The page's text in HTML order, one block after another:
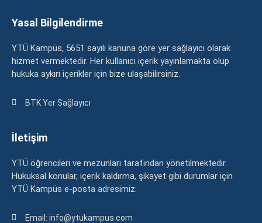
Yasal Bilgilendirme
YTÜ Kampüs, 5651 sayılı kanuna göre yer sağlayıcı olarak
hizmet vermektedir. Her kullanıcı içerik yayınlamakta olup
hukuka aykırı içerikler için bize ulaşabilirsiniz.
BTK Yer Sağlayıcı
İletişim
YTÜ öğrencileri ve mezunları tarafından yönetilmektedir.
Hukuksal konular, içerik kaldırma, şikayet gibi durumlar için
YTÜ Kampüs e-posta adresimiz:
Email: info@ytukampus.com